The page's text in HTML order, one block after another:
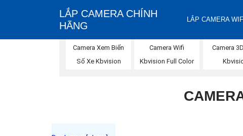
LẮP CAMERA CHÍNH
HÃNG
LẮP CAMERA WIFI
Camera Xem Biển
Số Xe Kbvision
Camera Wifi
Kbvision Full Color
Camera